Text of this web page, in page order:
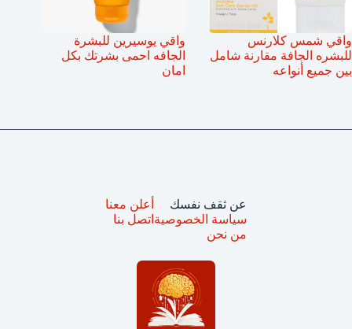
واقي شمس كلارنس
للبشره الجافة مقارنة شامل
بين جميع أنواعه
واقي يوسيرين للبشرة
الجافه احمى بشرتك بكل
امان
عن ثقف نفسك
سياسة الخصوصية
من نحن
أعلن معنا
اتصل بنا